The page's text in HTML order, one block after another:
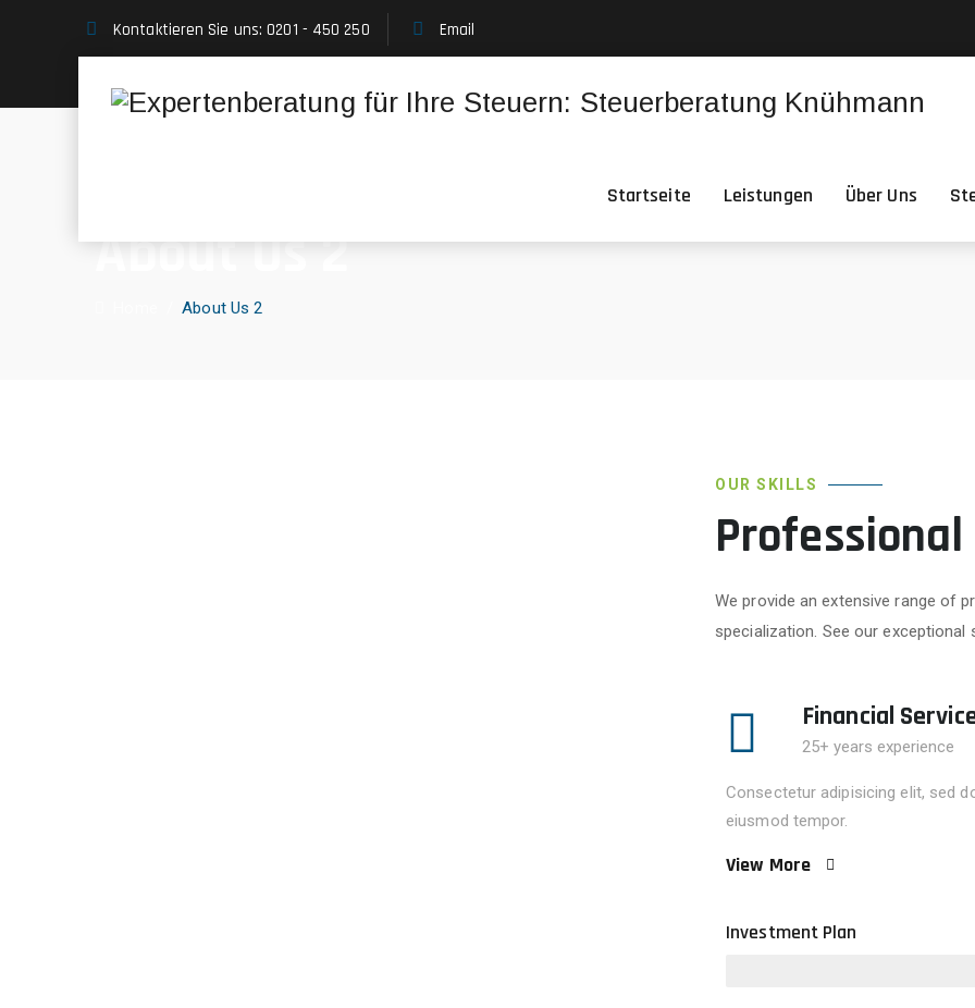
Kontaktieren Sie uns: 0201 - 450 250 Email
Startseite Leistungen Über Uns
About Us 2
/About Us 2
OUR SKILLS
We provide an extensive range of
specialization. See our exceptional
Financial
25+ years experience
Consectetur adipisicing elit, sed
eiusmod tempor.
View More
Investment Plan